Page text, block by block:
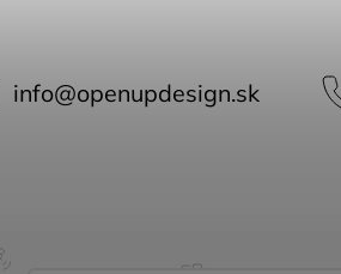
info@openupdesign.sk